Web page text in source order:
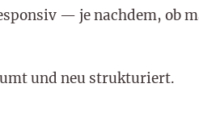
— je nachdem, ob
und neu strukturiert.